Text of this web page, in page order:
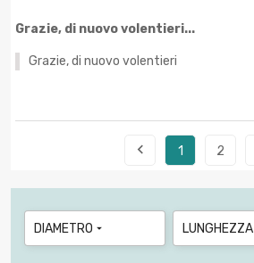
Grazie, di nuovo volentieri...
Grazie, di nuovo volentieri
 1 2
DIAMETRO  LUNGHEZZA